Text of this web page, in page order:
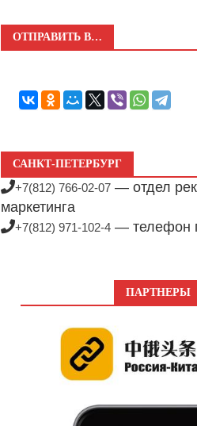
ОТПРАВИТЬ В…
САНКТ-ПЕТЕРБУРГ
+7(812) 766-02-07 — отдел
маркетинга
+7(812) 971-102-4 — телефон
ПАРТНЕРЫ